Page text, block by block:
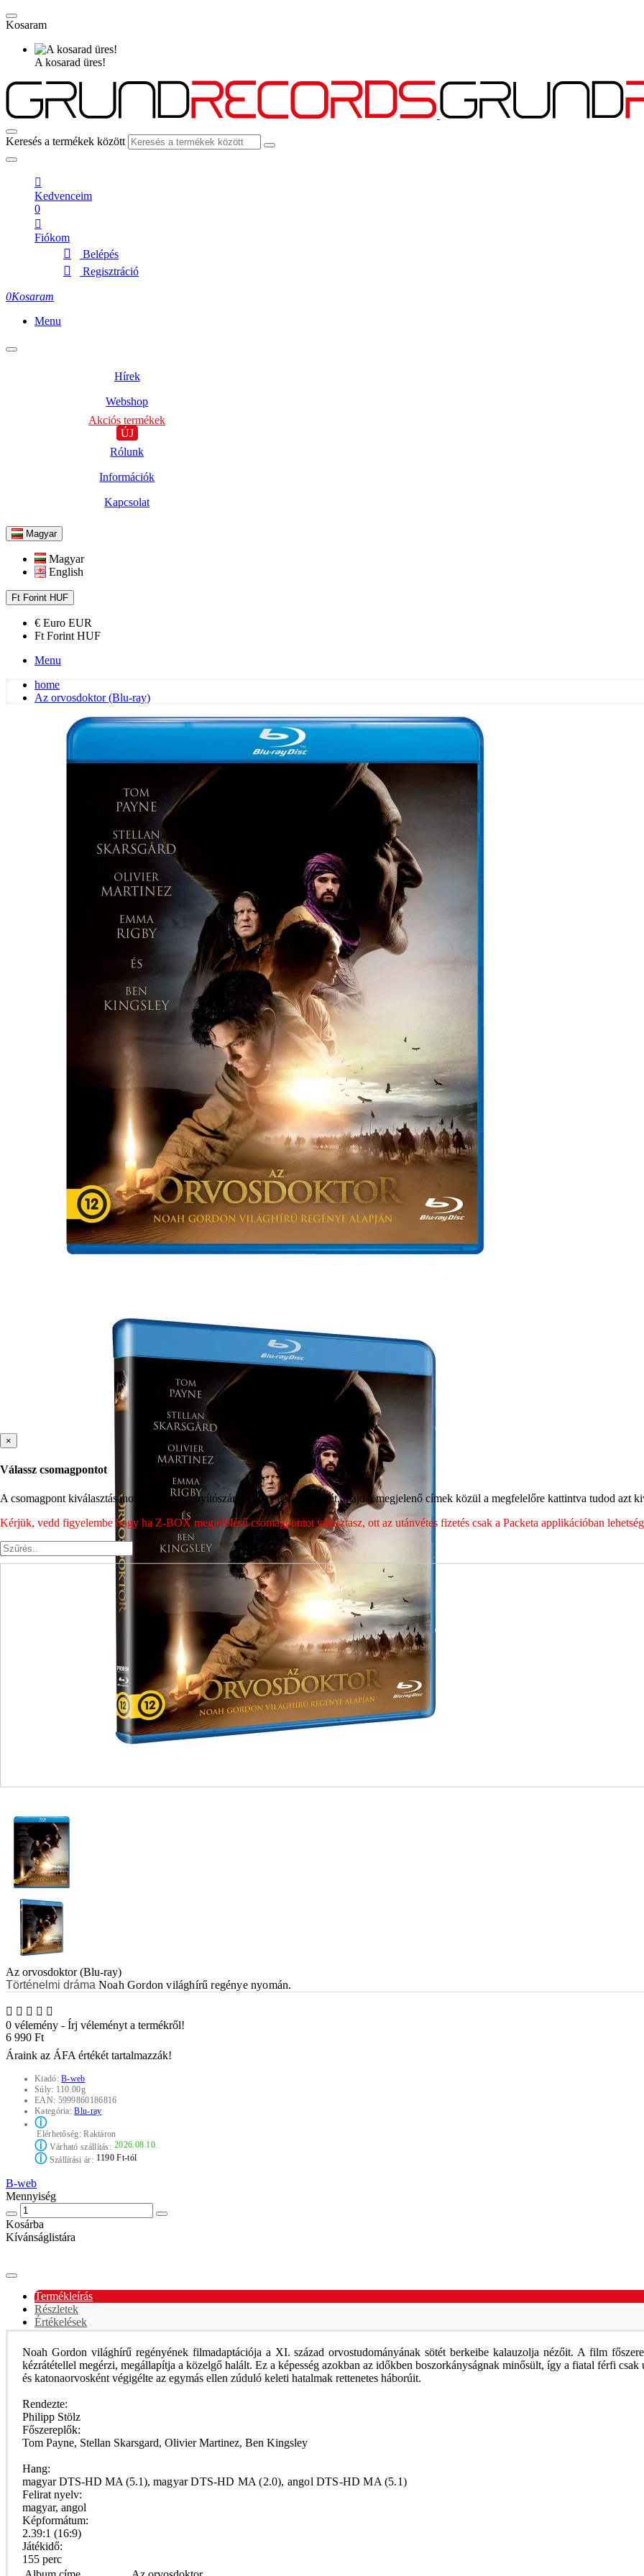
Kosaram
A kosarad üres!
Keresés a termékek között
Kedvenceim
0
Fiókom
Belépés
Regisztráció
0Kosaram
Menu
Hírek
Webshop
Akciós termékek
ÚJ
Rólunk
Információk
Kapcsolat
Magyar
Magyar
English
Ft Forint HUF
€ Euro EUR
Ft Forint HUF
Menu
home
Az orvosdoktor (Blu-ray)
Az orvosdoktor (Blu-ray)
Történelmi dráma Noah Gordon világhírű regénye nyomán.
0 vélemény - Írj véleményt a termékről!
6 990 Ft
Áraink az ÁFA értékét tartalmazzák!
Kiadó:B-web
Súly: 110.00g
EAN: 5999860186816
Kategória:Blu-ray
ⓘ
Elérhetőség:Raktáron
ⓘVárható szállítás: 2026.08.10.
ⓘSzállítási ár: 1190 Ft-tól
B-web
Mennyiség
Kosárba
Kívánságlistára
Termékleírás
Részletek
Értékelések
Noah Gordon világhírű regényének filmadaptációja a XI. század orvostudományának sötét berkeibe kalauzolja nézőit. A film
kézrátétellel megérzi, megállapítja a közelgő halált. Ez a képesség azokban az időkben boszorkányságnak minősült, így a fiatal férfi
és katonaorvosként végigélte az egymás ellen zúduló keleti hatalmak rettenetes háborúit.
Rendezte:
Philipp Stölz
Főszereplők:
Tom Payne, Stellan Skarsgard, Olivier Martinez, Ben Kingsley
Hang:
magyar DTS-HD MA (5.1), magyar DTS-HD MA (2.0), angol DTS-HD MA (5.1)
Felirat nyelv:
magyar, angol
Képformátum:
2.39:1 (16:9)
Játékidő:
155 perc
×
Válassz csomagpontot
A csomagpont kiválasztásához írd be az irányítószámot vagy a város nevét, majd a megjelenő címek közül a megfelelőre kattintva tudod azt
Kérjük, vedd figyelembe hogy ha Z-BOX megjelölésű csomagpontot választasz, ott az utánvétes fizetés csak a Packeta applikációban